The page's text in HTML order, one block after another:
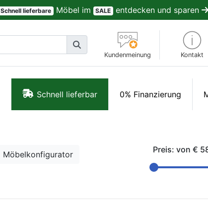
Schnell lieferbare Möbel im SALE entdecken und sparen
Kundenmeinung Kontakt
Schnell lieferbar 0% Finanzierung
Möbelkonfigurator Preis: von €